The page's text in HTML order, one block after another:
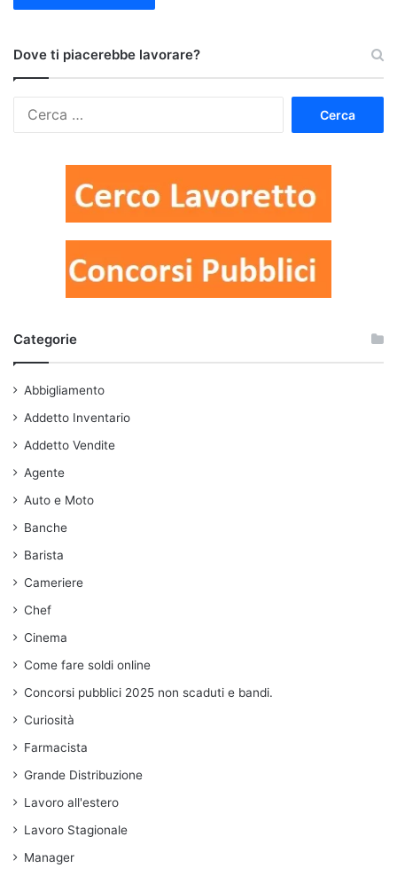
Dove ti piacerebbe lavorare?
Categorie
Abbigliamento
Addetto Inventario
Addetto Vendite
Agente
Auto e Moto
Banche
Barista
Cameriere
Chef
Cinema
Come fare soldi online
Concorsi pubblici 2025 non scaduti e bandi.
Curiosità
Farmacista
Grande Distribuzione
Lavoro all'estero
Lavoro Stagionale
Manager